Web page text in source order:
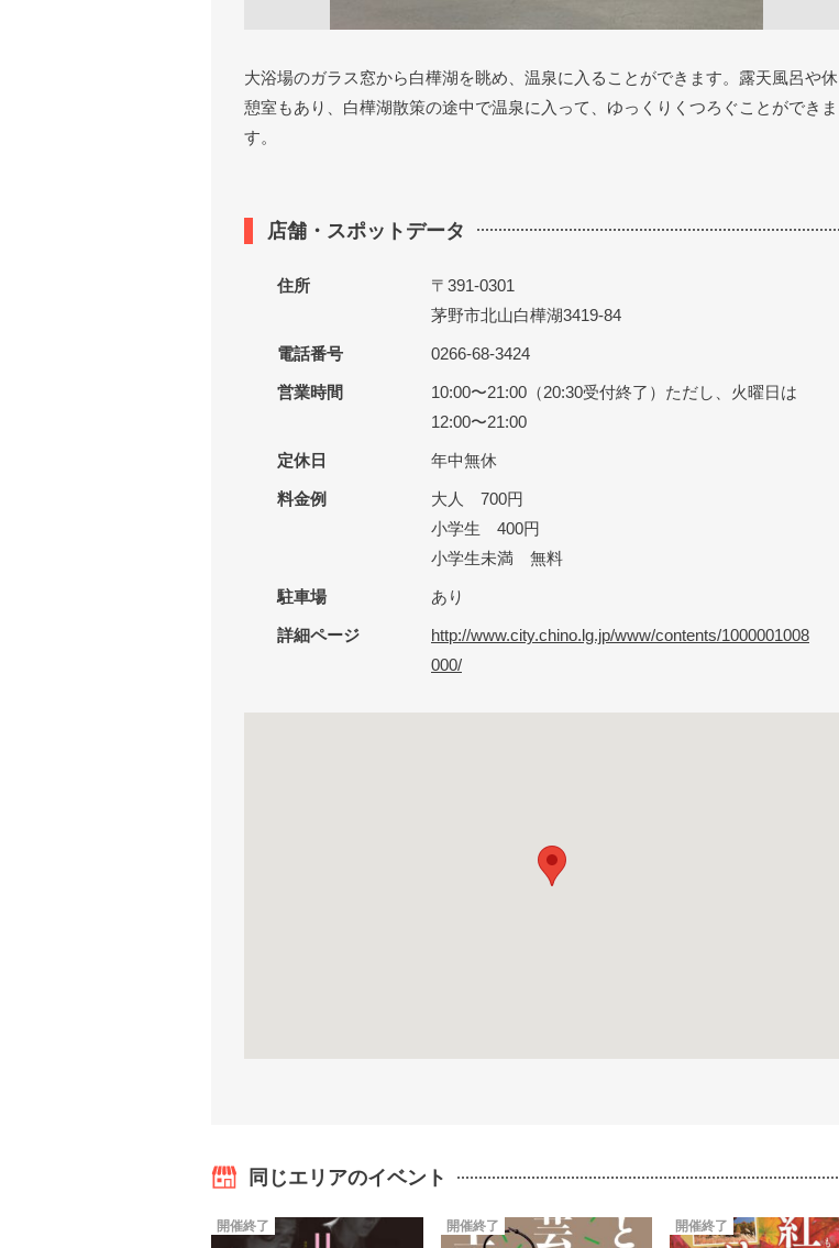
大浴場のガラス窓から白樺湖を眺め、温泉に入ることができます。露天風呂や休
憩室もあり、白樺湖散策の途中で温泉に入って、ゆっくりくつろぐことができま
す。
店舗・スポットデータ
住所
〒391-0301
茅野市北山白樺湖3419-84
電話番号 0266-68-3424
営業時間
10:00〜21:00（20:30受付終了）ただし、火曜日は
12:00〜21:00
定休日 年中無休
料金例
大人 700円
小学生 400円
小学生未満 無料
駐車場 あり
詳細ページ
http://www.city.chino.lg.jp/www/contents/1000001008
000/
同じエリアのイベント
開催終了 開催終了 開催終了